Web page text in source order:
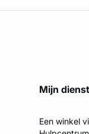
Mijn
Een winkel